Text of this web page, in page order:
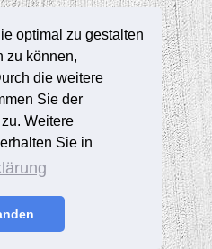
optimal zu gestalten
zu können,
die weitere
Sie der
Weitere
Sie in